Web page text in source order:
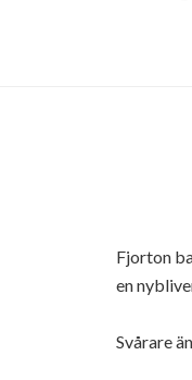
Fjorton
en
Svårare